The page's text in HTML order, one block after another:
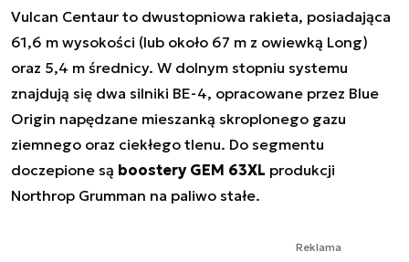
Vulcan Centaur to dwustopniowa rakieta, posiadająca
61,6 m wysokości (lub około 67 m z owiewką Long)
oraz 5,4 m średnicy. W dolnym stopniu systemu
znajdują się dwa silniki BE-4, opracowane przez Blue
Origin napędzane mieszanką skroplonego gazu
ziemnego oraz ciekłego tlenu. Do segmentu
doczepione są boostery GEM 63XL produkcji
Northrop Grumman na paliwo stałe.
Reklama